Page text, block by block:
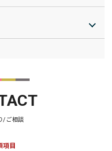
いたしますので、安心してご
ただけるようサポートしま
/ご相談
項目